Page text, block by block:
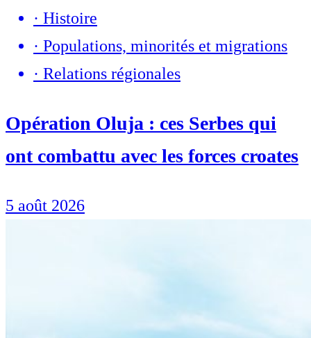
· Histoire
· Populations, minorités et migrations
· Relations régionales
Opération Oluja : ces Serbes qui
ont combattu avec les forces croates
5 août 2026